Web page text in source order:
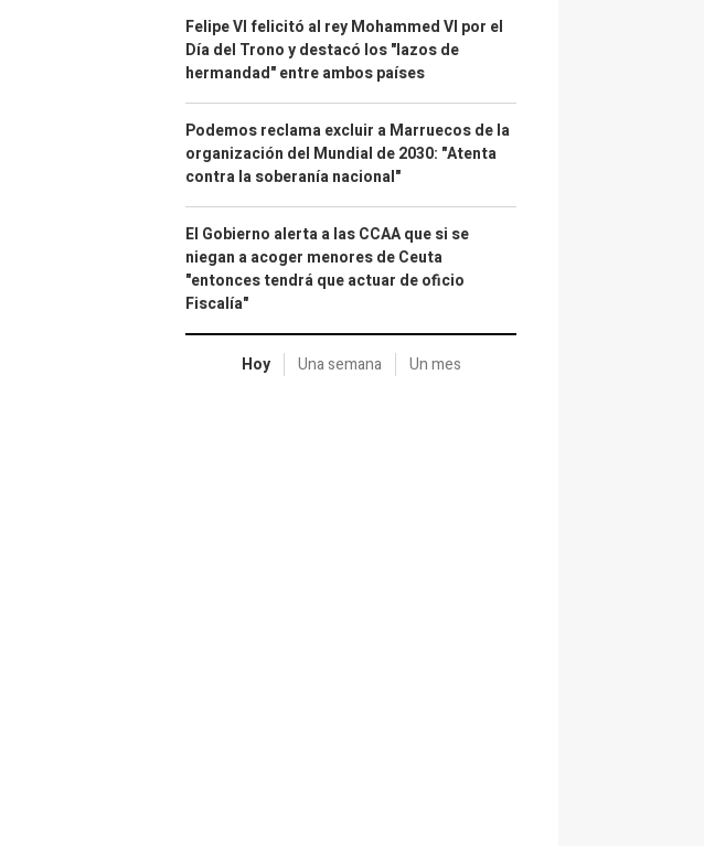
Felipe VI felicitó al rey Mohammed VI por el
Día del Trono y destacó los "lazos de
hermandad" entre ambos países
Podemos reclama excluir a Marruecos de la
organización del Mundial de 2030: "Atenta
contra la soberanía nacional"
El Gobierno alerta a las CCAA que si se
niegan a acoger menores de Ceuta
"entonces tendrá que actuar de oficio
Fiscalía"
Hoy Una semana Un mes